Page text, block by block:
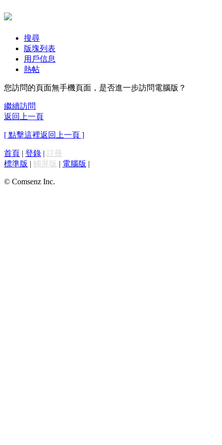
搜尋
版塊列表
用戶信息
熱帖
您訪問的頁面無手機頁面，是否進一步訪問電腦版？
繼續訪問
返回上一頁
[ 點擊這裡返回上一頁 ]
首頁 | 登錄 | 註冊
標準版 | 觸屏版 | 電腦版 |
© Comsenz Inc.